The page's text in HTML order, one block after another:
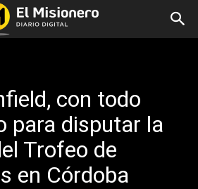
con todo
para disputar la
Trofeo de
en Córdoba